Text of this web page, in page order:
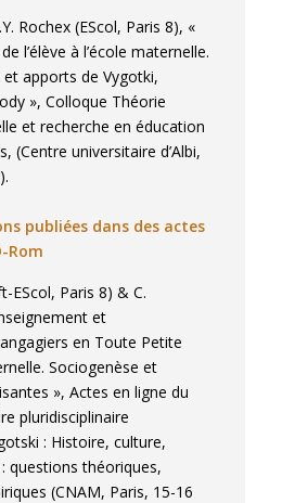
Rochex (EScol, Paris 8), «
l’élève à l’école maternelle.
et apports de Vygotki,
», Colloque Théorie
et recherche en éducation
(Centre universitaire d’Albi,
publiées dans des actes
Rom
EScol, Paris 8) & C.
et
en Toute Petite
Sociogenèse et
», Actes en ligne du
pluridisciplinaire
: Histoire, culture,
questions théoriques,
(CNAM, Paris, 15-16